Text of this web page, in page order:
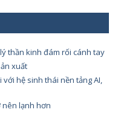
thần kinh đám rối cánh tay
xuất
với hệ sinh thái nền tảng AI,
nên lạnh hơn